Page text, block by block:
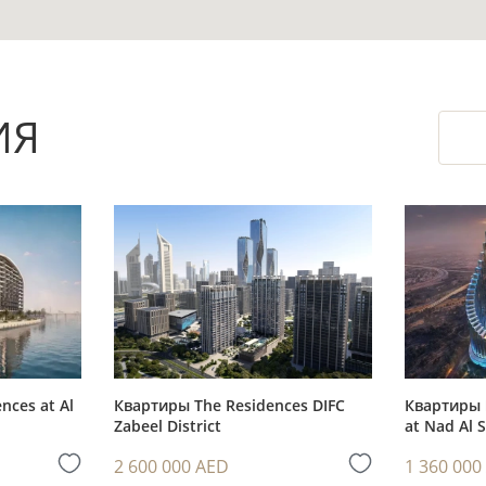
заявленных особенностей объекта.
объём задач после передачи объекта и
заранее зафиксировать выбранный
для рынка формату: такой метраж
at Al
Квартиры The Residences DIFC
Zabeel District
2 600 000 AED
Квартиры
at Nad Al
1 360 000